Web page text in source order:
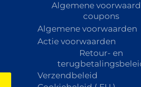
Algemene
coupons
Algemene voorwaarden
Actie voorwaarden
Retour- en
Verzendbeleid